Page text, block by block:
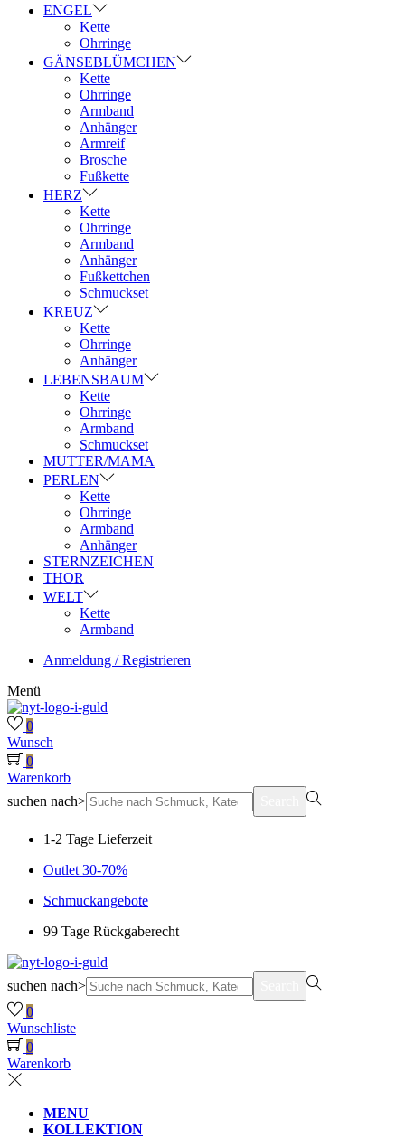
ENGEL
Kette
Ohrringe
GÄNSEBLÜMCHEN
Kette
Ohrringe
Armband
Anhänger
Armreif
Brosche
Fußkette
HERZ
Kette
Ohrringe
Armband
Anhänger
Fußkettchen
Schmuckset
KREUZ
Kette
Ohrringe
Anhänger
LEBENSBAUM
Kette
Ohrringe
Armband
Schmuckset
MUTTER/MAMA
PERLEN
Kette
Ohrringe
Armband
Anhänger
STERNZEICHEN
THOR
WELT
Kette
Armband
Anmeldung / Registrieren
Menü
0
Wunsch
0
Warenkorb
suchen nach>
1-2 Tage Lieferzeit
Outlet 30-70%
Schmuckangebote
99 Tage Rückgaberecht
suchen nach>
0
Wunschliste
0
Warenkorb
MENU
KOLLEKTION